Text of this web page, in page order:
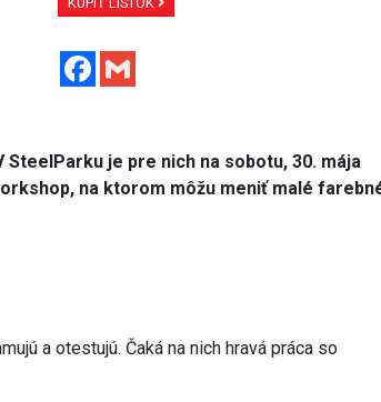
Facebook
je pre nich na sobotu, 30. mája
na ktorom môžu meniť malé
a otestujú. Čaká na nich hravá práca so